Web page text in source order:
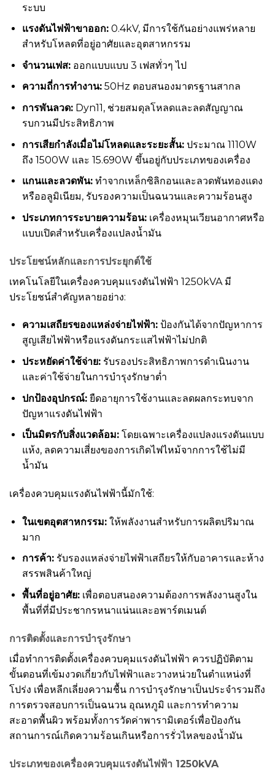
ระบบ
แรงดันไฟฟ้าขาออก:0.4kV, มีการใช้กันอย่างแพร่หลาย
สำหรับโหลดที่อยู่อาศัยและอุตสาหกรรม
จำนวนเฟส:ออกแบบแบบ 3 เฟสทั่วๆ ไป
ความถี่การทำงาน:50Hz ตอบสนองมาตรฐานสากล
การพันลวด:Dyn11, ช่วยสมดุลโหลดและลดสัญญาณ
รบกวนมีประสิทธิภาพ
การเสียกำลังเมื่อไม่โหลดและระยะสั้น:ประมาณ 1110W
ถึง 1500W และ 15.690W ขึ้นอยู่กับประเภทของเครื่อง
แกนและลวดพัน:ทำจากเหล็กซิลิกอนและลวดพันทองแดง
หรืออลูมิเนียม, รับรองความเป็นฉนวนและความร้อนสูง
ประเภทการระบายความร้อน:เครื่องหมุนเวียนอากาศหรือ
แบบเปิดสำหรับเครื่องแปลงน้ำมัน
ประโยชน์หลักและการประยุกต์ใช้
เทคโนโลยีในเครื่องควบคุมแรงดันไฟฟ้า 1250kVA มี
ประโยชน์สำคัญหลายอย่าง:
ความเสถียรของแหล่งจ่ายไฟฟ้า:ป้องกันได้จากปัญหาการ
สูญเสียไฟฟ้าหรือแรงดันกระแสไฟฟ้าไม่ปกติ
ประหยัดค่าใช้จ่าย:รับรองประสิทธิภาพการดำเนินงาน
และค่าใช้จ่ายในการบำรุงรักษาต่ำ
ปกป้องอุปกรณ์:ยืดอายุการใช้งานและลดผลกระทบจาก
ปัญหาแรงดันไฟฟ้า
เป็นมิตรกับสิ่งแวดล้อม:โดยเฉพาะเครื่องแปลงแรงดันแบบ
แห้ง, ลดความเสี่ยงของการเกิดไฟไหม้จากการใช้ไม่มี
น้ำมัน
เครื่องควบคุมแรงดันไฟฟ้านี้มักใช้:
ในเขตอุตสาหกรรม:ให้พลังงานสำหรับการผลิตปริมาณ
มาก
การค้า:รับรองแหล่งจ่ายไฟฟ้าเสถียรให้กับอาคารและห้าง
สรรพสินค้าใหญ่
พื้นที่อยู่อาศัย:เพื่อตอบสนองความต้องการพลังงานสูงใน
พื้นที่ที่มีประชากรหนาแน่นและอพาร์ตเมนต์
การติดตั้งและการบำรุงรักษา
เมื่อทำการติดตั้งเครื่องควบคุมแรงดันไฟฟ้า ควรปฏิบัติตาม
ขั้นตอนที่เข้มงวดเกี่ยวกับไฟฟ้าและวางหน่วยในตำแหน่งที่
โปร่ง เพื่อหลีกเลี่ยงความชื้น การบำรุงรักษาเป็นประจำรวมถึง
การตรวจสอบการเป็นฉนวน อุณหภูมิ และการทำความ
สะอาดพื้นผิว พร้อมทั้งการวัดค่าพารามิเตอร์เพื่อป้องกัน
สถานการณ์เกิดความร้อนเกินหรือการรั่วไหลของน้ำมัน
ประเภทของเครื่องควบคุมแรงดันไฟฟ้า 1250kVA